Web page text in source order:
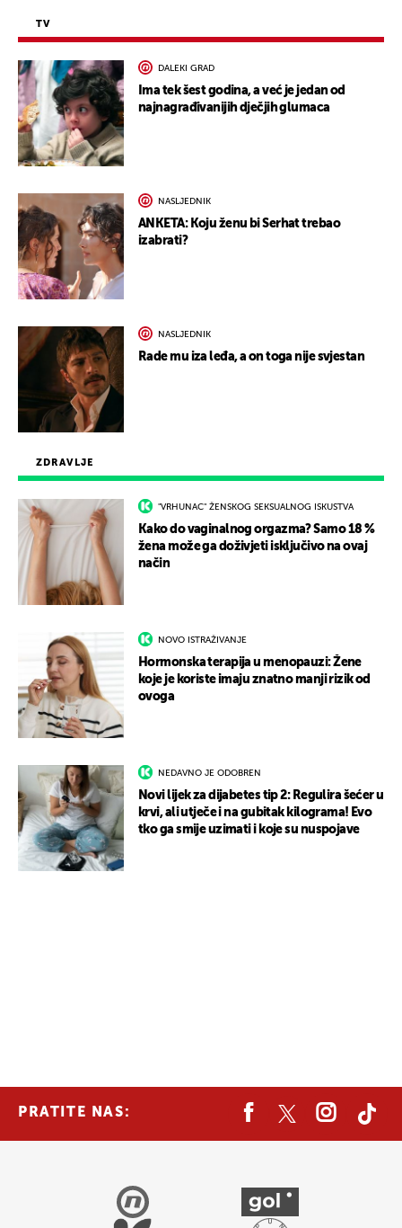
ZDRAVLJE
"VRHUNAC" ŽENSKOG SEKSUALNOG ISKUSTVA
Kako do vaginalnog orgazma? Samo 18 %
žena može ga doživjeti isključivo na ovaj
način
NOVO ISTRAŽIVANJE
Hormonska terapija u menopauzi: Žene
koje je koriste imaju znatno manji rizik od
ovoga
NEDAVNO JE ODOBREN
Novi lijek za dijabetes tip 2: Regulira šećer u
krvi, ali utječe i na gubitak kilograma! Evo
tko ga smije uzimati i koje su nuspojave
TV
DALEKI GRAD
Ima tek šest godina, a već je jedan od
najnagrađivanijih dječjih glumaca
NASLJEDNIK
ANKETA: Koju ženu bi Serhat trebao
izabrati?
NASLJEDNIK
Rade mu iza leđa, a on toga nije svjestan
PRATITE NAS: